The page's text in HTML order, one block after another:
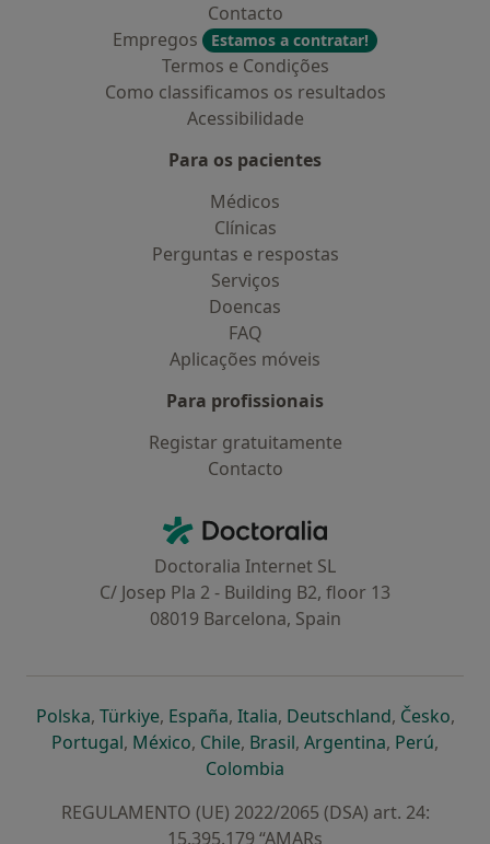
Contacto
Empregos
Estamos a contratar!
Termos e Condições
Como classificamos os resultados
Acessibilidade
Para os pacientes
Médicos
Clínicas
Perguntas e respostas
Serviços
Doencas
FAQ
Aplicações móveis
Para profissionais
Registar gratuitamente
Contacto
Doctoralia - Homepage
Doctoralia Internet SL
C/ Josep Pla 2 - Building B2, floor 13
08019 Barcelona, Spain
Polskaabre num novo separador
, Türkiyeabre num novo separador
, Españaabre num novo separador
, Italiaabre num novo
, Deutschlandabre num
, Česko,
Portugalabre num novo separador
, Méxicoabre num novo separador
, Chileabre num novo separador
, Brasilabre num novo
, Argentinaabre num
, Perúabre
,
Colombia
REGULAMENTO (UE) 2022/2065 (DSA) art. 24:
15.395.179 “AMARs